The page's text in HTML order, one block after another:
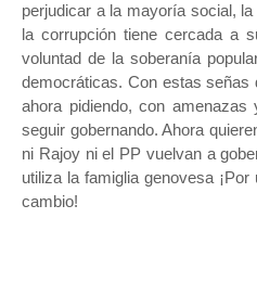
perjudicar a la mayoría social,
la corrupción tiene cercada a
voluntad de la soberanía
democráticas. Con estas señas
ahora pidiendo, con
seguir gobernando. Ahora
ni Rajoy ni el PP vuelvan a
utiliza la famiglia genovesa
cambio!